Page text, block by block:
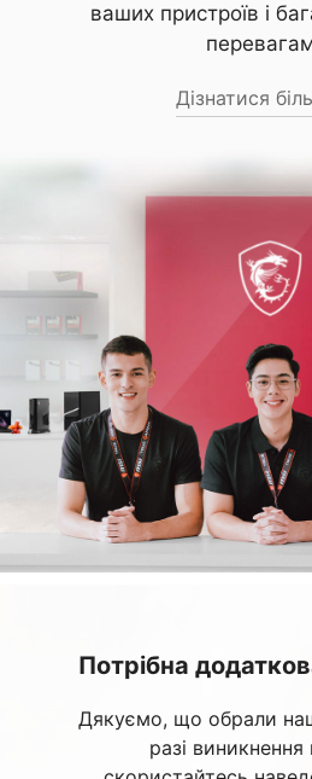
ваших пристроїв і
Дізнатися
Потрібна
Дякуємо, що обрали
разі виникнення